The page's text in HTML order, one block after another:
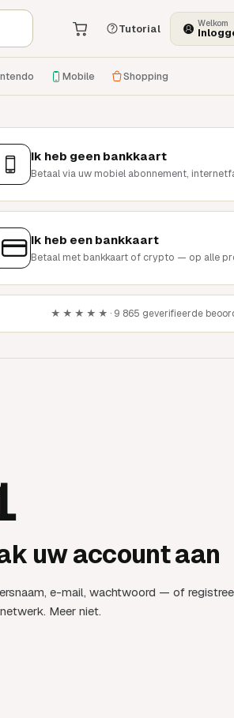
Tutorial Welkom
Mobile Shopping
Ik heb geen bankkaart
Betaal via uw mobiel abonnement,
Ik heb een bankkaart
Betaal met bankkaart of crypto — op alle
★★★★★ · 9 865 geverifieerde
uw account aan
e-mail, wachtwoord — of
Meer niet.